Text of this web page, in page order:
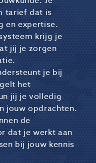
tarief dat is
en expertise.
krijg je
jij je zorgen
je bij
het
jij je volledig
jouw opdrachten.
de
dat je werkt aan
bij jouw kennis